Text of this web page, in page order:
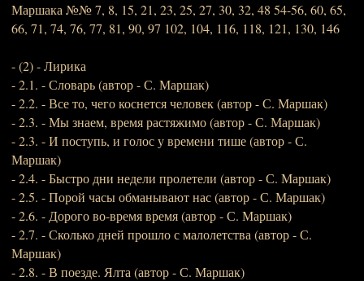
Маршака №№ 7, 8, 15, 21, 23, 25, 27, 30, 32, 48 54-56, 60, 65,
66, 71, 74, 76, 77, 81, 90, 97 102, 104, 116, 118, 121, 130, 146
- (2) - Лирика
- 2.1. - Словарь (автор - С. Маршак)
- 2.2. - Все то, чего коснется человек (автор - С. Маршак)
- 2.3. - Мы знаем, время растяжимо (автор - С. Маршак)
- 2.3. - И поступь, и голос у времени тише (автор - С.
Маршак)
- 2.4. - Быстро дни недели пролетели (автор - С. Маршак)
- 2.5. - Порой часы обманывают нас (автор - С. Маршак)
- 2.6. - Дорого во-время время (автор - С. Маршак)
- 2.7. - Сколько дней прошло с малолетства (автор - С.
Маршак)
- 2.8. - В поезде. Ялта (автор - С. Маршак)